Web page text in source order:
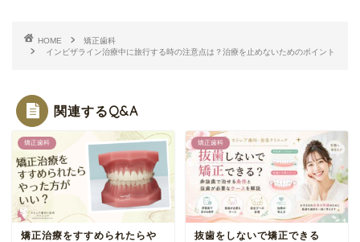
HOME
矯正歯科
インビザライン治療中に旅行する時の注意点は？治療を止めないためのポイント
関連するQ&A
矯正歯科
矯正治療をすすめられたらや
矯正歯科
抜歯をしないで矯正できる